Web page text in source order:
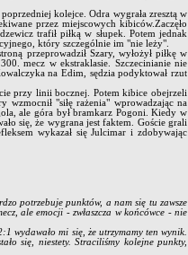
kolejce. Odra wygrała zresztą w
przez miejscowych kibiców.Zaczęło
trafił piłką w słupek. Potem jednak
który szczególnie im "nie leży".
przeprowadził Szary, wyłożył piłkę w
mecz w ekstraklasie. Szczecinianie nie
na Edim, sędzia podyktował rzut
przy linii bocznej. Potem kibice obejrzeli
"siłę rażenia" wprowadzając na
ale góra był bramkarz Pogoni. Kiedy w
się, że wygrana jest faktem. Goście grali
wykazał się Julcimar i zdobywając
potrzebuje punktów, a nam się tu zawsze
ale emocji - zwłaszcza w końcówce - nie
wydawało mi się, że utrzymamy ten wynik.
się, niestety. Straciliśmy kolejne punkty,